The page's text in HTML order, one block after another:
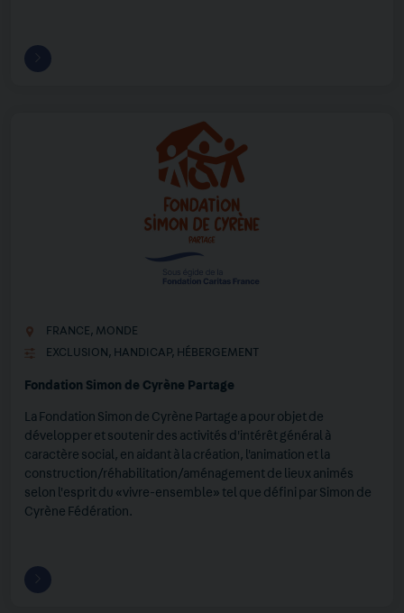
FRANCE, MONDE
EXCLUSION , HANDICAP, HÉBERGEMENT
Fondation Simon de Cyrène Partage
La Fondation Simon de Cyrène Partage a pour objet de
développer et soutenir des activités d'intérêt général à
caractère social, en aidant à la création, l'animation et la
construction/réhabilitation/aménagement de lieux animés
selon l'esprit du «vivre-ensemble» tel que défini par Simon de
Cyrène Fédération.